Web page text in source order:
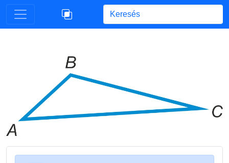
Begin typing for results.